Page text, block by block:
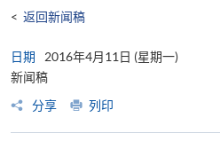
< 返回新闻稿
日期
2016年4月11日 (星期一)
新闻稿
分享
列印